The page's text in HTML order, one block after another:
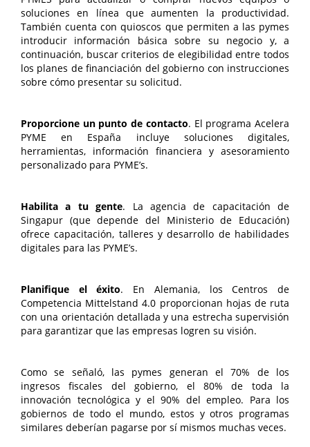
soluciones en línea que aumenten la productividad.
También cuenta con quioscos que permiten a las pymes
introducir información básica sobre su negocio y, a
continuación, buscar criterios de elegibilidad entre todos
los planes de financiación del gobierno con instrucciones
sobre cómo presentar su solicitud.
Proporcione un punto de contacto. El programa Acelera
PYME en España incluye soluciones digitales,
herramientas, información financiera y asesoramiento
personalizado para PYME’s.
Habilita a tu gente. La agencia de capacitación de
Singapur (que depende del Ministerio de Educación)
ofrece capacitación, talleres y desarrollo de habilidades
digitales para las PYME’s.
Planifique el éxito. En Alemania, los Centros de
Competencia Mittelstand 4.0 proporcionan hojas de ruta
con una orientación detallada y una estrecha supervisión
para garantizar que las empresas logren su visión.
Como se señaló, las pymes generan el 70% de los
ingresos fiscales del gobierno, el 80% de toda la
innovación tecnológica y el 90% del empleo. Para los
gobiernos de todo el mundo, estos y otros programas
similares deberían pagarse por sí mismos muchas veces.